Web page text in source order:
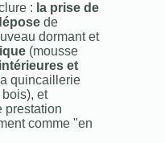
: la prise de
de
dormant et
(mousse
et
quincaillerie
et
prestation
comme "en